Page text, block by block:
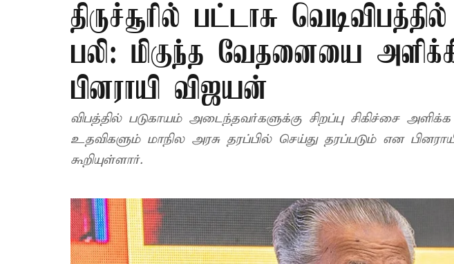
திருச்சூரில் பட்டாசு
பலி: மிகுந்த வேதனையை
பினராயி விஜயன்
விபத்தில் படுகாயம் அடைந்தவர்களுக்கு சிறப்பு சிகிச்சை
உதவிகளும் மாநில அரசு தரப்பில் செய்து தரப்படும் என
கூறியுள்ளார்.